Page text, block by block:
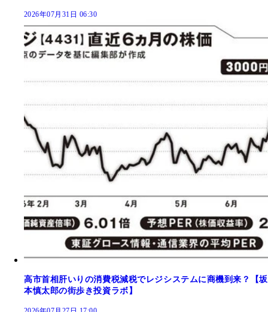
2026年07月31日 06:30
高市首相肝いりの消費税減税でレジシステムに商機到来？【坂
本慎太郎の街歩き投資ラボ】